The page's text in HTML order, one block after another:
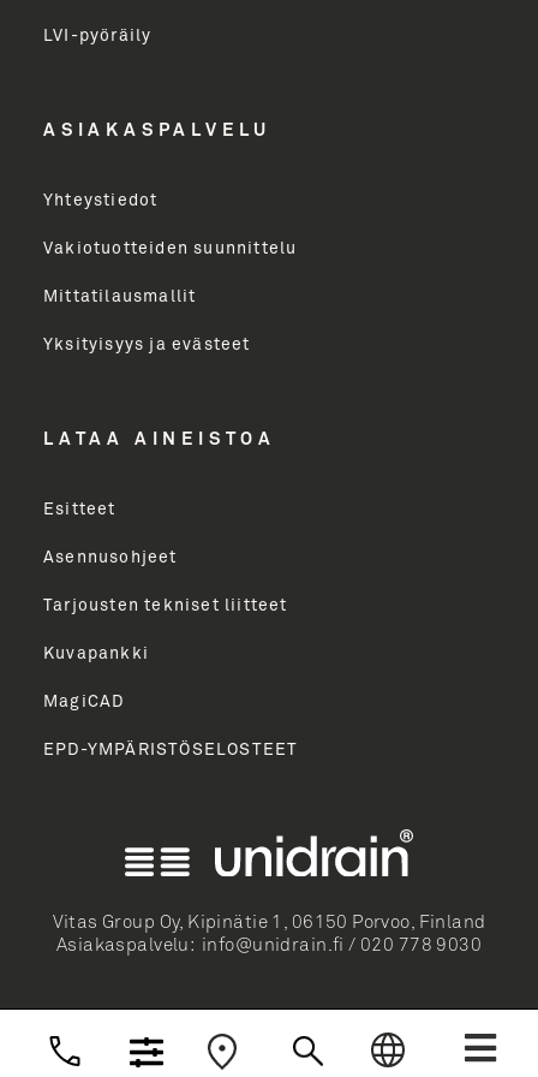
Suomi
Svenska
Deutsch
Etunimi
Yritys
LÄHETÄ
LVI-pyöräily
ASIAKASPALVELU
Yhteystiedot
Vakiotuotteiden suunnittelu
Mittatilausmallit
Yksityisyys ja evästeet
LATAA AINEISTOA
Esitteet
Asennusohjeet
Tarjousten tekniset liitteet
Kuvapankki
MagiCAD
EPD-YMPÄRISTÖSELOSTEET
Vitas Group Oy, Kipinätie 1, 06150 Porvoo, Finland
Asiakaspalvelu: info@unidrain.fi / 020 778 9030